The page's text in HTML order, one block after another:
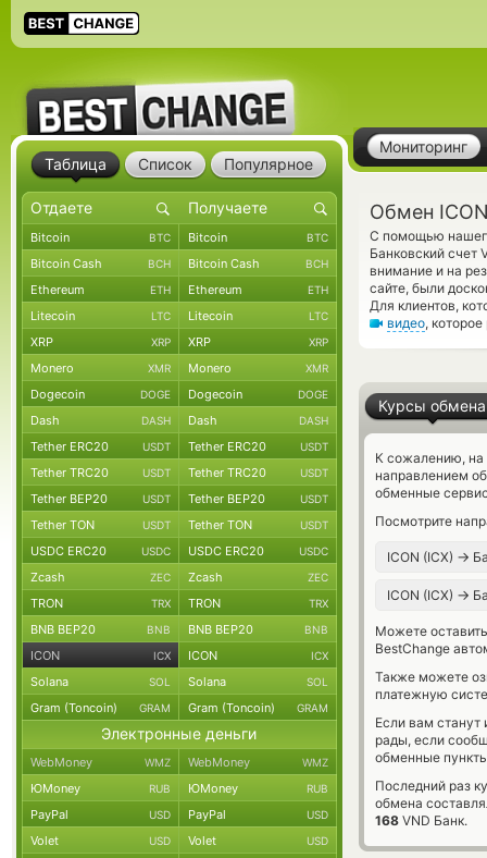
Мониторинг
Обмен
С помощью
Банковский счет
внимание и на
сайте, были
Для клиентов,
видео,
Курсы обмена
К сожалению, на
направлением
обменные
Посмотрите
ICON (ICX) →
ICON (ICX) →
Можете
BestChange
Также можете
платежную
Если вам
рады, если
обменные
Последний раз
обмена
168 VND Банк.
Таблица Список Популярное
Bitcoin BTC Bitcoin BTC
Bitcoin Cash BCH Bitcoin Cash BCH
Ethereum ETH Ethereum ETH
Litecoin LTC Litecoin LTC
XRP XRP XRP XRP
Monero XMR Monero XMR
Dogecoin DOGE Dogecoin DOGE
Dash DASH Dash DASH
Tether ERC20 USDT Tether ERC20 USDT
Tether TRC20 USDT Tether TRC20 USDT
Tether BEP20 USDT Tether BEP20 USDT
Tether TON USDT Tether TON USDT
USDC ERC20 USDC USDC ERC20 USDC
Zcash ZEC Zcash ZEC
TRON TRX TRON TRX
BNB BEP20 BNB BNB BEP20 BNB
ICON ICX ICON ICX
Solana SOL Solana SOL
Gram (Toncoin) GRAM Gram (Toncoin) GRAM
Электронные деньги
WebMoney WMZ WebMoney WMZ
ЮMoney RUB ЮMoney RUB
PayPal USD PayPal USD
Volet USD Volet USD